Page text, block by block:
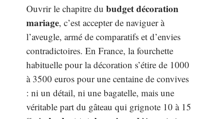
Ouvrir le chapitre du budget décoration
mariage, c’est accepter de naviguer à
l’aveugle, armé de comparatifs et d’envies
contradictoires. En France, la fourchette
habituelle pour la décoration s’étire de 1000
à 3500 euros pour une centaine de convives
: ni un détail, ni une bagatelle, mais une
véritable part du gâteau qui grignote 10 à 15